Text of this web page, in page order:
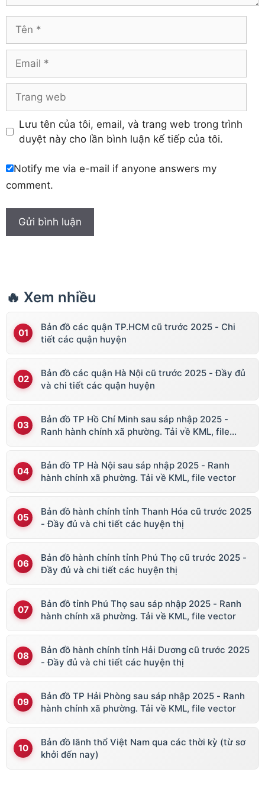
Hậu Giang
Hưng Yên
Khánh Hòa
Vĩnh Phúc
web
Lưu tên của tôi, email, và trang web trong trình
duyệt này cho lần bình luận kế tiếp của tôi.
Notify me via e-mail if anyone answers my
comment.
🔥 Xem nhiều
Bản đồ các quận TP.HCM cũ trước 2025 - Chi
tiết các quận huyện
Bản đồ các quận Hà Nội cũ trước 2025 - Đầy đủ
và chi tiết các quận huyện
Bản đồ TP Hồ Chí Minh sau sáp nhập 2025 -
Ranh hành chính xã phường. Tải về KML, file
Bản đồ TP Hà Nội sau sáp nhập 2025 - Ranh
hành chính xã phường. Tải về KML, file vector
Bản đồ hành chính tỉnh Thanh Hóa cũ trước 2025
- Đầy đủ và chi tiết các huyện thị
Bản đồ hành chính tỉnh Phú Thọ cũ trước 2025 -
Đầy đủ và chi tiết các huyện thị
Bản đồ tỉnh Phú Thọ sau sáp nhập 2025 - Ranh
hành chính xã phường. Tải về KML, file vector
Bản đồ hành chính tỉnh Hải Dương cũ trước 2025
- Đầy đủ và chi tiết các huyện thị
Bản đồ TP Hải Phòng sau sáp nhập 2025 - Ranh
hành chính xã phường. Tải về KML, file vector
Bản đồ lãnh thổ Việt Nam qua các thời kỳ (từ sơ
khởi đến nay)